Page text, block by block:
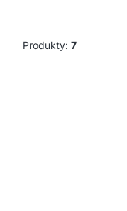
Produkty: 7